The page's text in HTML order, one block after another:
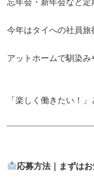
忘年会・新年会など定
今年はタイへの社員旅
アットホームで馴染み
「楽しく働きたい！
応募方法｜まずは